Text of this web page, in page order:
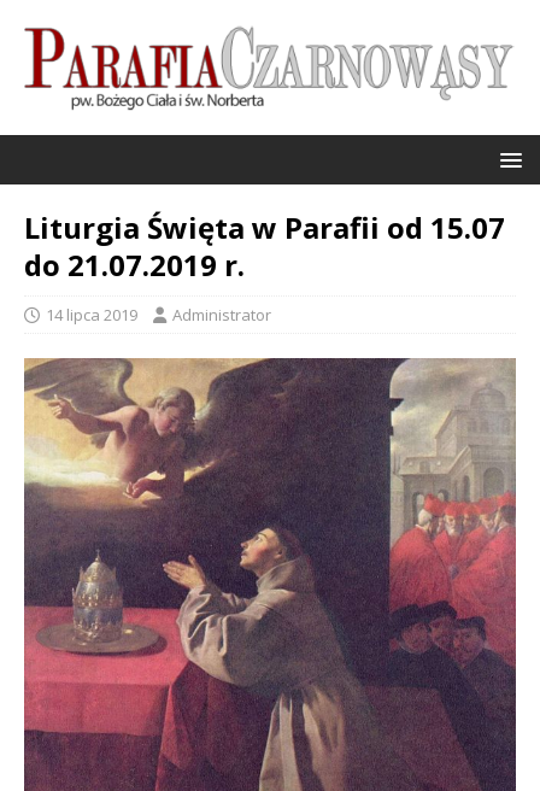
Liturgia Święta w Parafii od 15.07
do 21.07.2019 r.
14 lipca 2019 Administrator